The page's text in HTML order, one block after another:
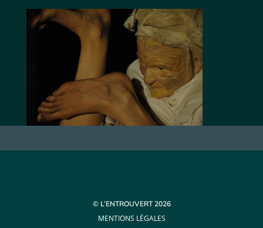
© L’ENTROUVERT 2026
MENTIONS LÉGALES